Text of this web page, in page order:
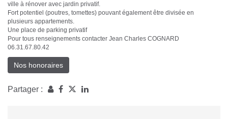
ville à rénover avec jardin privatif.
Fort potentiel (poutres, tomettes) pouvant également être divisée en
plusieurs appartements.
Une place de parking privatif
Pour tous renseignements contacter Jean Charles COGNARD
06.31.67.80.42
Nos honoraires
Partager :